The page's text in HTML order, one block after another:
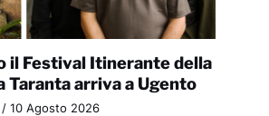
il Festival Itinerante della
Taranta arriva a Ugento
/ 10 Agosto 2026